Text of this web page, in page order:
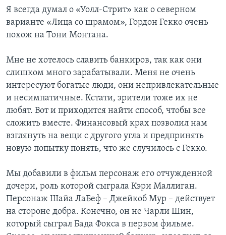
Я всегда думал о «Уолл-Стрит» как о северном
варианте «Лица со шрамом», Гордон Гекко очень
похож на Тони Монтана.
Мне не хотелось славить банкиров, так как они
слишком много зарабатывали. Меня не очень
интересуют богатые люди, они непривлекательные
и несимпатичные. Кстати, зрители тоже их не
любят. Вот и приходится найти способ, чтобы все
сложить вместе. Финансовый крах позволил нам
взглянуть на вещи с другого угла и предпринять
новую попытку понять, что же случилось с Гекко.
Мы добавили в фильм персонаж его отчужденной
дочери, роль которой сыграла Кэри Маллиган.
Персонаж Шайа ЛаБеф – Джейкоб Мур – действует
на стороне добра. Конечно, он не Чарли Шин,
который сыграл Бада Фокса в первом фильме.